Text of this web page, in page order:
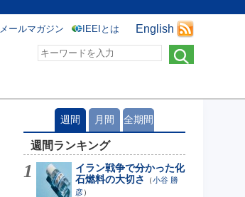
English
メールマガジン IEEIとは
週間 月間 全期間
週間ランキング
イラン戦争で分かった化
石燃料の大切さ
（小谷 勝
彦）